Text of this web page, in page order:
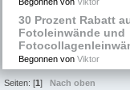
30 Prozent Rabatt
Fotoleinwände und
Begonnen von Viktor
Seiten: [1] Nach oben